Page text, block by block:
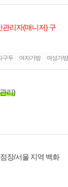
리자(매니저) 구
구두 여자가방 여성가방
리)
장/서울 지역 백화